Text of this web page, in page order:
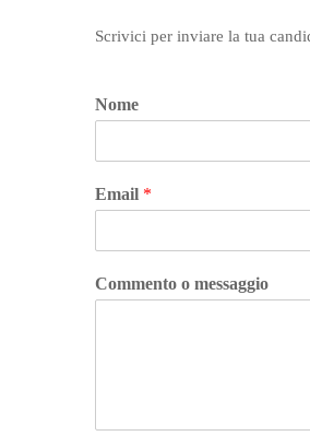
Scrivici per inviare la tua
Nome
Email *
Commento o messaggio